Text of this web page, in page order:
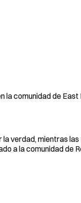
comunidad de
verdad, mientras
a la comunidad de